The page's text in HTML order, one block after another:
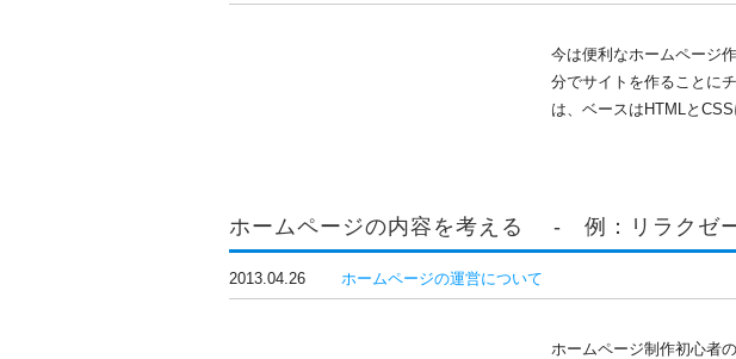
今は便利なホームページ
分でサイトを作ることに
は、ベースはHTMLと
ホームページの内容を考える - 例：リラクゼ
2013.04.26 ホームページの運営について
ホームページ制作初心者